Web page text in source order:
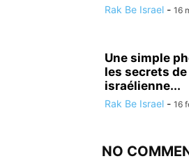
Rak Be Israel - 16
Une simple
les secrets
israélienne...
Rak Be Israel - 16
NO